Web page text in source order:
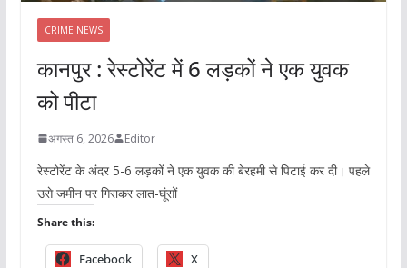
CRIME NEWS
कानपुर : रेस्टोरेंट में 6 लड़कों ने एक युवक
को पीटा
अगस्त 6, 2026 Editor
रेस्टोरेंट के अंदर 5-6 लड़कों ने एक युवक की बेरहमी से पिटाई कर दी। पहले
उसे जमीन पर गिराकर लात-घूंसों
Share this:
Facebook X